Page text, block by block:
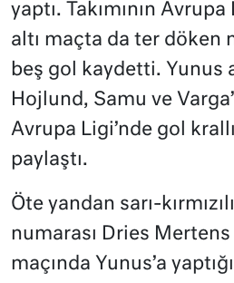
yaptı. Takımının Avrupa
altı maçta da ter
beş gol kaydetti. Yunus
Hojlund, Samu ve
Avrupa Ligi’nde gol
paylaştı.
Öte yandan sarı-
numarası Dries
maçında Yunus’a